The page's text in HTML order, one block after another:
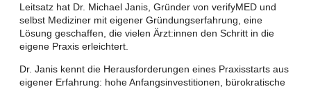
Leitsatz hat Dr. Michael Janis, Gründer von verifyMED und
selbst Mediziner mit eigener Gründungserfahrung, eine
Lösung geschaffen, die vielen Ärzt:innen den Schritt in die
eigene Praxis erleichtert.
Dr. Janis kennt die Herausforderungen eines Praxisstarts aus
eigener Erfahrung: hohe Anfangsinvestitionen, bürokratische